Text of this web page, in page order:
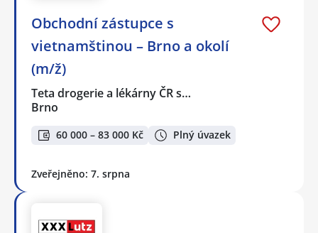
Obchodní zástupce s
vietnamštinou – Brno a okolí
(m/ž)
Teta drogerie a lékárny ČR s…
Brno
60 000 – 83 000 Kč Plný úvazek
Zveřejněno: 7. srpna